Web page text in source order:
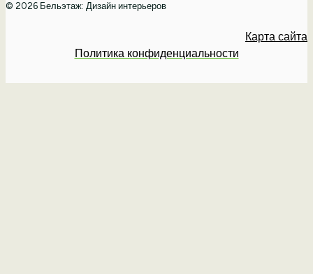
© 2026 Бельэтаж: Дизайн интерьеров
Карта сайта
Политика конфиденциальности